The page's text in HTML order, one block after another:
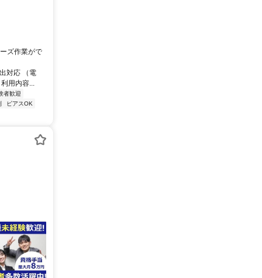
ズ作業がで
対応 （電
用内容...
者歓迎
ピアスOK